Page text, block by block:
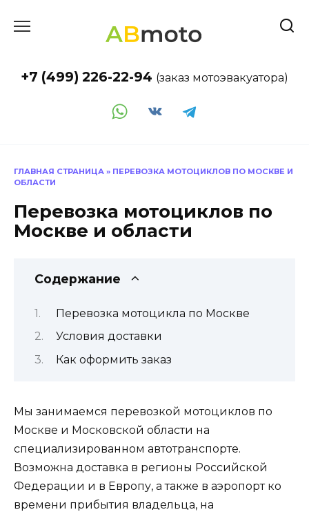
+7 (499) 226-22-94 (заказ мотоэвакуатора)
ГЛАВНАЯ СТРАНИЦА » ПЕРЕВОЗКА МОТОЦИКЛОВ ПО МОСКВЕ И
ОБЛАСТИ
Перевозка мотоциклов по
Москве и области
Содержание
Перевозка мотоцикла по Москве
Условия доставки
Как оформить заказ
Мы занимаемся перевозкой мотоциклов по
Москве и Московской области на
специализированном автотранспорте.
Возможна доставка в регионы Российской
Федерации и в Европу, а также в аэропорт ко
времени прибытия владельца, на